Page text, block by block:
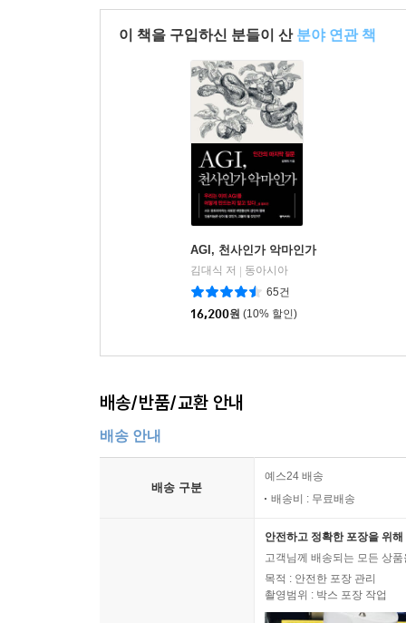
이 책을 구입하신 분들이 산 분야 연관 책
AGI, 천사인가 악마인가
김대식 저
동아시아
65건
16,200원 (10% 할인)
배송/반품/교환 안내
배송 안내
배송 구분
예스24 배송
배송비 : 무료배송
안전하고 정확한 포장을 위
고객님께 배송되는 모든 상
목적 : 안전한 포장 관리
촬영범위 : 박스 포장 작업